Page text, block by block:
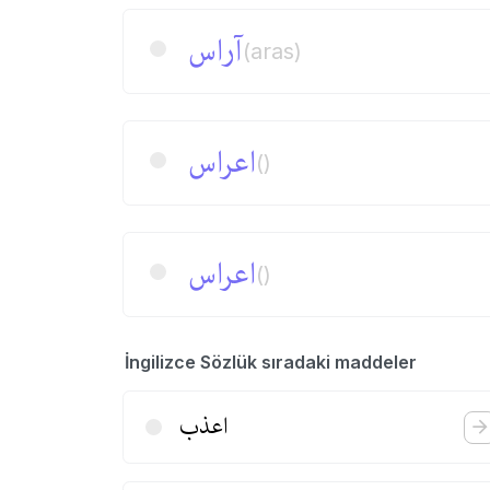
آراس(aras)
اعراس()
اعراس()
İngilizce Sözlük sıradaki maddeler
اعذب